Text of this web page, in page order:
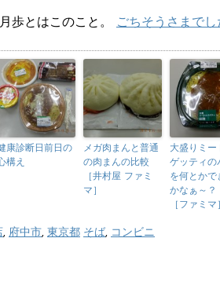
とはこのこと。 ごちそうさまで
康診断日前日の
構え
メガ肉まんと普通
の肉まんの比較
［井村屋 ファミ
マ］
大盛りミー
ゲッティの
を何とかで
かなぁ～
［ファミマ
, 府中市, 東京都 そば, コンビニ